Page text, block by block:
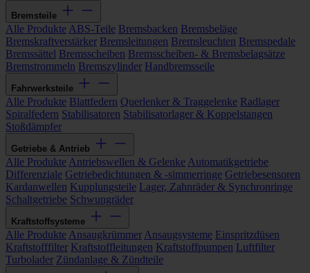
Bremsteile
Alle Produkte ABS-Teile Bremsbacken Bremsbeläge
Bremskraftverstärker Bremsleitungen Bremsleuchten Bremspedale
Bremssättel Bremsscheiben Bremsscheiben- & Bremsbelagsätze
Bremstrommeln Bremszylinder Handbremsseile
Fahrwerksteile
Alle Produkte Blattfedern Querlenker & Traggelenke Radlager
Spiralfedern Stabilisatoren Stabilisatorlager & Koppelstangen
Stoßdämpfer
Getriebe & Antrieb
Alle Produkte Antriebswellen & Gelenke Automatikgetriebe
Differenziale Getriebedichtungen & -simmerringe Getriebesensoren
Kardanwellen Kupplungsteile Lager, Zahnräder & Synchronringe
Schaltgetriebe Schwungräder
Kraftstoffsysteme
Alle Produkte Ansaugkrümmer Ansaugsysteme Einspritzdüsen
Kraftstofffilter Kraftstoffleitungen Kraftstoffpumpen Luftfilter
Turbolader Zündanlage & Zündteile